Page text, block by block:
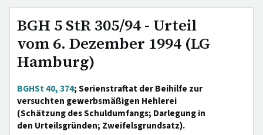
BGH 5 StR 305/94 - Urteil
vom 6. Dezember 1994 (LG
Hamburg)
BGHSt 40, 374; Serienstraftat der Beihilfe zur
versuchten gewerbsmäßigen Hehlerei
(Schätzung des Schuldumfangs; Darlegung in
den Urteilsgründen; Zweifelsgrundsatz).